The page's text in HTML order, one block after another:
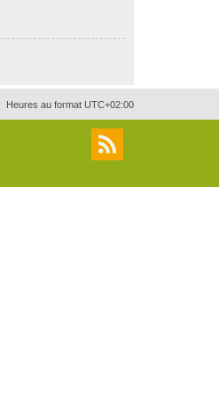
Heures au format UTC+02:00